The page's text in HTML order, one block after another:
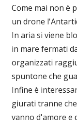
Come mai non è
un drone
In aria si viene
in mare fermati
organizzati
spuntone che
Infine è
giurati tranne
vanno d'amore e